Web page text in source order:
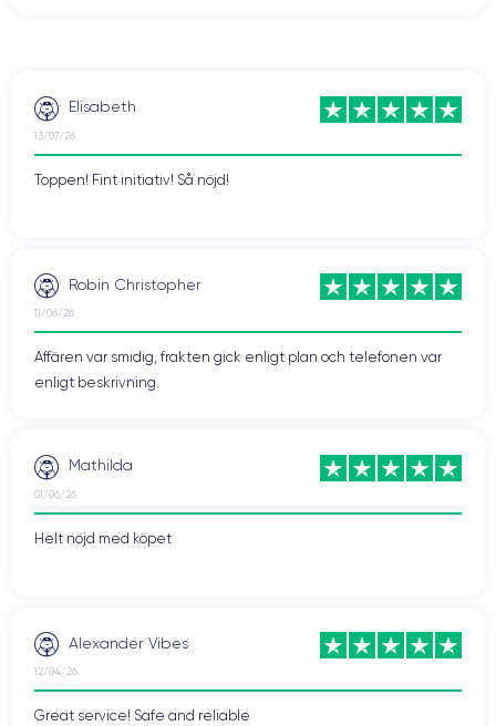
iPhone 12 mini är lätt att hantera och har en högkvalitativ finish, vilket
kombinerar praktiska egenskaper med
högkvalitativkomfort i en och
samma telefon. Den väger bara 135 gram och är lätt att stoppa i fickan,
Elisabeth
13/07/26
Toppen! Fint initiativ! Så nöjd!
Robin Christopher
11/06/26
Affären var smidig, frakten gick enligt plan och telefonen var
enligt beskrivning.
Mathilda
01/06/26
Helt nöjd med köpet
Alexander Vibes
12/04/26
Great service! Safe and reliable